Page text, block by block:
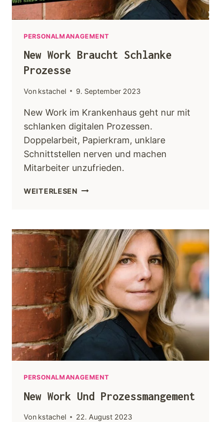
PERSONALMANAGEMENT
New Work Braucht Schlanke
Prozesse
Von kstachel 9. September 2023
New Work im Krankenhaus geht nur mit
schlanken digitalen Prozessen.
Doppelarbeit, Papierkram, unklare
Schnittstellen nerven und machen
Mitarbeiter unzufrieden.
WEITERLESEN
PERSONALMANAGEMENT
New Work Und Prozessmangement
Von kstachel 22. August 2023